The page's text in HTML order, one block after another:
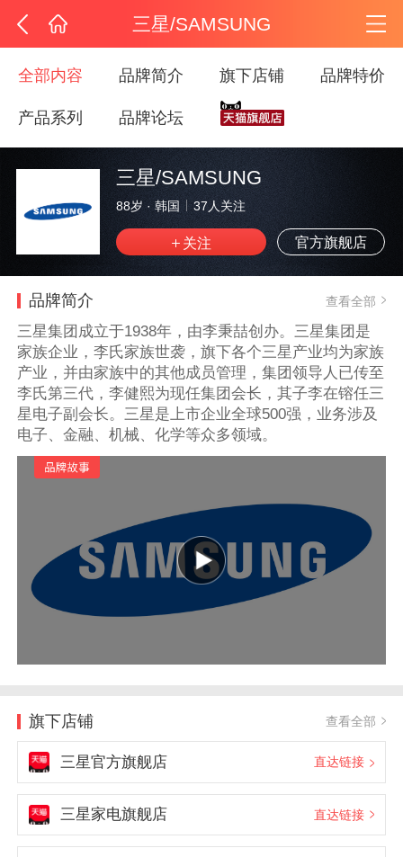
三星/SAMSUNG
全部内容 品牌简介 旗下店铺 品牌特价
产品系列 品牌论坛
三星/SAMSUNG
88岁 · 韩国 37 人关注
官方旗舰店
品牌简介 查看全部
三星集团成立于1938年，由李秉喆创办。三星集团是
家族企业，李氏家族世袭，旗下各个三星产业均为家族
产业，并由家族中的其他成员管理，集团领导人已传至
李氏第三代，李健熙为现任集团会长，其子李在镕任三
星电子副会长。三星是上市企业全球500强，业务涉及
电子、金融、机械、化学等众多领域。
旗下店铺 查看全部
三星官方旗舰店 直达链接
三星家电旗舰店 直达链接